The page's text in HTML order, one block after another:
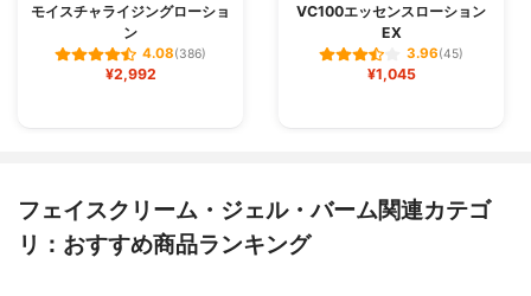
モイスチャライジングローショ
ン
4.08(386)
¥2,992
VC100エッセンスローション
EX
3.96(45)
¥1,045
フェイスクリーム・ジェル・バーム関連カテゴ
リ：おすすめ商品ランキング